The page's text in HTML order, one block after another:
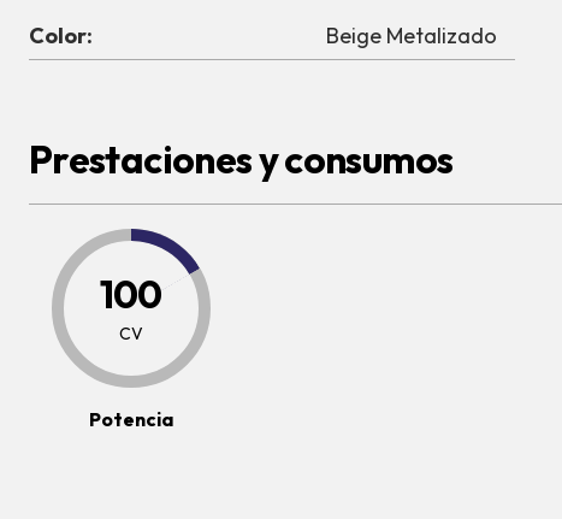
Color: Beige Metalizado
Prestaciones y consumos
100
CV
Potencia